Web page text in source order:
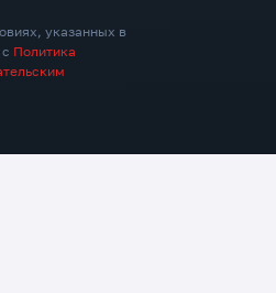
указанных в
Политика